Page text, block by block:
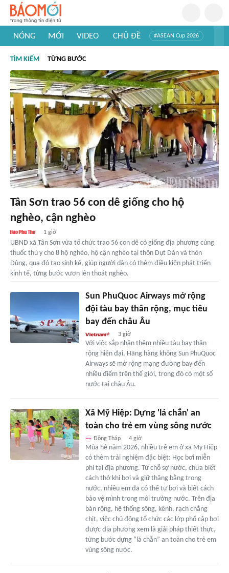
NÓNG MỚI VIDEO CHỦ ĐỀ #ASEAN Cup 2026
#Khám phá Việt Nam
#Khám phá thế giới
TÌM KIẾM TỪNG BƯỚC
Tân Sơn trao 56 con dê giống cho hộ
nghèo, cận nghèo
1 giờ
UBND xã Tân Sơn vừa tổ chức trao 56 con dê cỏ giống địa phương cùng
thuốc thú y cho 8 hộ nghèo, hộ cận nghèo tại thôn Dụt Dàn và thôn
Dùng, qua đó tạo sinh kế, giúp người dân có thêm điều kiện phát triển
kinh tế, từng bước vươn lên thoát nghèo.
Sun PhuQuoc Airways mở rộng
đội tàu bay thân rộng, mục tiêu
bay đến châu Âu
3 giờ
Với việc sắp nhận thêm nhiều tàu bay thân
rộng hiện đại, Hãng hàng không Sun PhuQuoc
Airways sẽ mở rộng mạng đường bay đến
nhiều điểm trên thế giới, trong đó có một số
nước tại châu Âu.
Xã Mỹ Hiệp: Dựng 'lá chắn' an
toàn cho trẻ em vùng sông nước
Đồng Tháp 4 giờ
Mùa hè năm 2026, nhiều trẻ em ở xã Mỹ Hiệp
có thêm trải nghiệm đặc biệt: Học bơi miễn
phí tại địa phương. Từ chỗ sợ nước, chưa biết
cách thở khi bơi và giữ thăng bằng trong
nước, nhiều em đã có thể tự bơi và biết cách
bảo vệ mình trong môi trường nước. Trên địa
bàn rộng, hệ thống sông, kênh, rạch chằng
chịt, việc chủ động tổ chức các lớp phổ cập bơi
được địa phương xem là giải pháp thiết thực,
từng bước dựng “lá chắn” an toàn cho trẻ em
vùng sông nước.